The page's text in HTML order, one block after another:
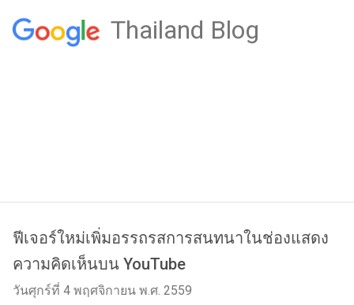
Thailand Blog
ฟีเจอร์ใหม่เพิ่มอรรถรสการสนทนาในช่องแสดง
ความคิดเห็นบน YouTube
วันศุกร์ที่ 4 พฤศจิกายน พ.ศ. 2559